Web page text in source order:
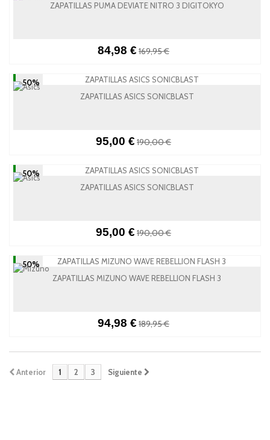
ZAPATILLAS PUMA DEVIATE NITRO 3 DIGITOKYO
84,98 € 169,95 €
-50%
ZAPATILLAS ASICS SONICBLAST
95,00 € 190,00 €
-50%
ZAPATILLAS ASICS SONICBLAST
95,00 € 190,00 €
-50%
ZAPATILLAS MIZUNO WAVE REBELLION FLASH 3
94,98 € 189,95 €
Anterior 1 2 3 Siguiente